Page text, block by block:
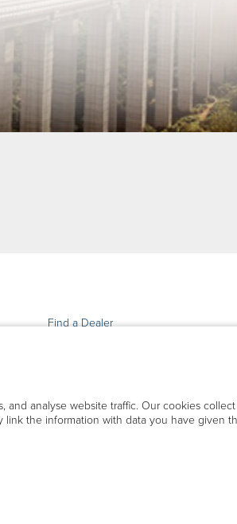
Find a Dealer
analyse website traffic. Our cookies
link the information with data you have given